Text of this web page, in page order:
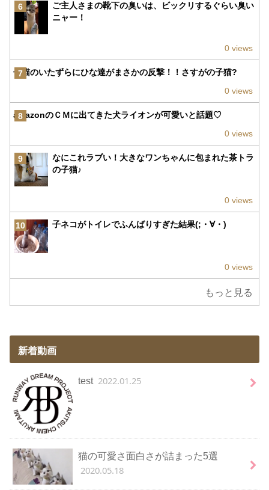
6
ご主人さまの靴下の臭いは、ビックリするぐらい臭い
ニャー！
0 views
7
子猫のいたずらにひな達がまさかの反撃！！さすがの子猫?
0 views
8
amazonのＣＭに出てきた犬ライオンが可愛いと話題♡
0 views
9
なにこれラブい！大きなワンちゃんに包まれた茶トラ
の子猫♪
0 views
10 子ネコがトイレでふんばりすぎた結果(;・∀・)
0 views
もっと見る
新着動画
test 2022.01.25
猫の可愛さ面白さが詰まった5選
2020.05.18